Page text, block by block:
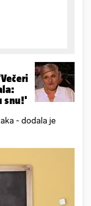
snu!'
- dodala je